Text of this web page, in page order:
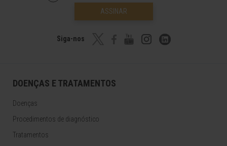
ASSINAR
Siga-nos
DOENÇAS E TRATAMENTOS
Doenças
Procedimentos de diagnóstico
Tratamentos